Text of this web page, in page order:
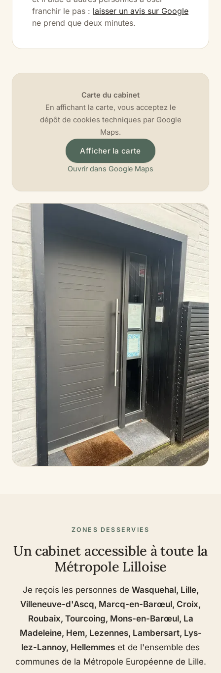
franchir le pas : laisser un avis sur Google
ne prend que deux minutes.
Carte du cabinet
En affichant la carte, vous acceptez le
dépôt de cookies techniques par Google
Maps.
Afficher la carte
Ouvrir dans Google Maps
ZONES DESSERVIES
Un cabinet accessible à toute la
Métropole Lilloise
Je reçois les personnes de Wasquehal, Lille,
Villeneuve-d'Ascq, Marcq-en-Barœul, Croix,
Roubaix, Tourcoing, Mons-en-Barœul, La
Madeleine, Hem, Lezennes, Lambersart, Lys-
lez-Lannoy, Hellemmes et de l'ensemble des
communes de la Métropole Européenne de Lille.